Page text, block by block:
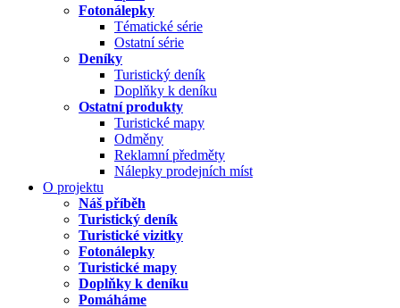
Fotonálepky
Tématické série
Ostatní série
Deníky
Turistický deník
Doplňky k deníku
Ostatní produkty
Turistické mapy
Odměny
Reklamní předměty
Nálepky prodejních míst
O projektu
Náš příběh
Turistický deník
Turistické vizitky
Fotonálepky
Turistické mapy
Doplňky k deníku
Pomáháme